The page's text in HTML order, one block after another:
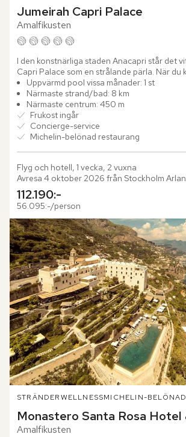
Jumeirah Capri Palace
Amalfikusten
I den konstnärliga staden Anacapri står det
Capri Palace som en strålande pärla. När du
dörrarna möts du av "Shores of the Seas" –
Uppvärmd pool vissa månader: 1 st
Närmaste strand/bad: 8 km
Närmaste centrum: 450 m
Frukost ingår
Concierge-service
Michelin-belönad restaurang
Flyg och hotell, 1 vecka, 2 vuxna
Avresa 4 oktober 2026 från Stockholm
112.190:-
56.095:-/person
STRÄNDERWELLNESSMICHELIN-
Monastero Santa Rosa Hotel
Amalfikusten